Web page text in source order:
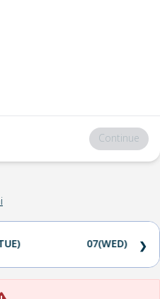
Continue
07(WED) ❯